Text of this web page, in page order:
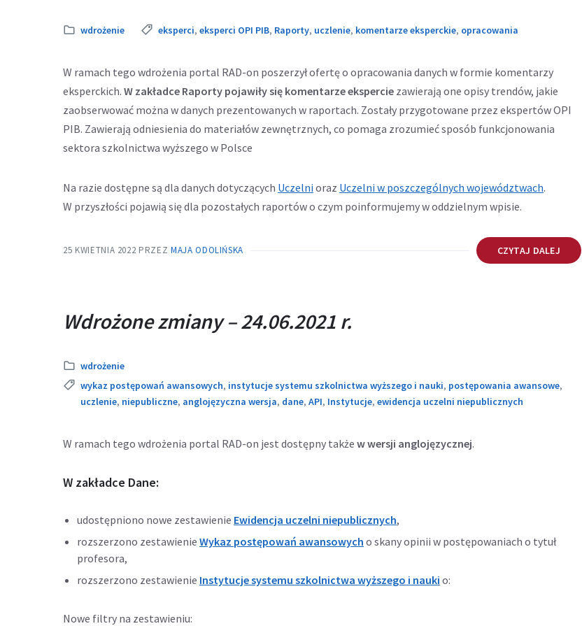
Kategoria:
wdrożenie Tags:
eksperci, eksperci OPI PIB, Raporty, uczlenie, komentarze eksperckie, opracowania
W ramach tego wdrożenia portal RAD-on poszerzył ofertę o opracowania danych w formie komentarzy
eksperckich. W zakładce Raporty pojawiły się komentarze ekspercie zawierają one opisy trendów, jakie
zaobserwować można w danych prezentowanych w raportach. Zostały przygotowane przez ekspertów OPI
PIB. Zawierają odniesienia do materiałów zewnętrznych, co pomaga zrozumieć sposób funkcjonowania
sektora szkolnictwa wyższego w Polsce
Na razie dostępne są dla danych dotyczących Uczelni Odnośnik
otwiera
oraz Uczelni w poszczególnych województwachOdnośnik
nowej
.
W przyszłości pojawią się dla pozostałych raportów o czym poinformujemy w oddzielnym wpisie.
25 KWIETNIA 2022 PRZEZ MAJA ODOLIŃSKA CZYTAJ DALEJ
Wdrożone zmiany – 24.06.2021 r.
Kategoria:
wdrożenie
Tags:
wykaz postępowań awansowych, instytucje systemu szkolnictwa wyższego i nauki, postępowania awansowe,
uczlenie, niepubliczne, anglojęzyczna wersja, dane, API, Instytucje, ewidencja uczelni niepublicznych
W ramach tego wdrożenia portal RAD-on jest dostępny także w wersji anglojęzycznej.
W zakładce Dane:
udostępniono nowe zestawienie Ewidencja uczelni niepublicznych,
rozszerzono zestawienie Wykaz postępowań awansowych o skany opinii w postępowaniach o tytuł
profesora,
rozszerzono zestawienie Instytucje systemu szkolnictwa wyższego i nauki o:
Nowe filtry na zestawieniu: